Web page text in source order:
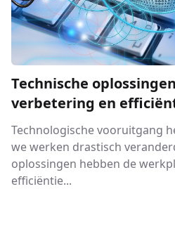
Technische
verbetering en
Technologische vooruitgang
we werken drastisch
oplossingen hebben de
efficiëntie...